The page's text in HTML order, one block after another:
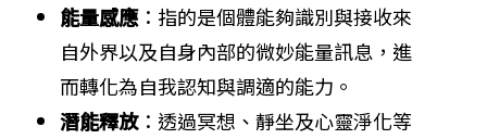
能量感應：指的是個體能夠識別與接收來
自外界以及自身內部的微妙能量訊息，進
而轉化為自我認知與調適的能力。
潛能釋放：透過冥想、靜坐及心靈淨化等